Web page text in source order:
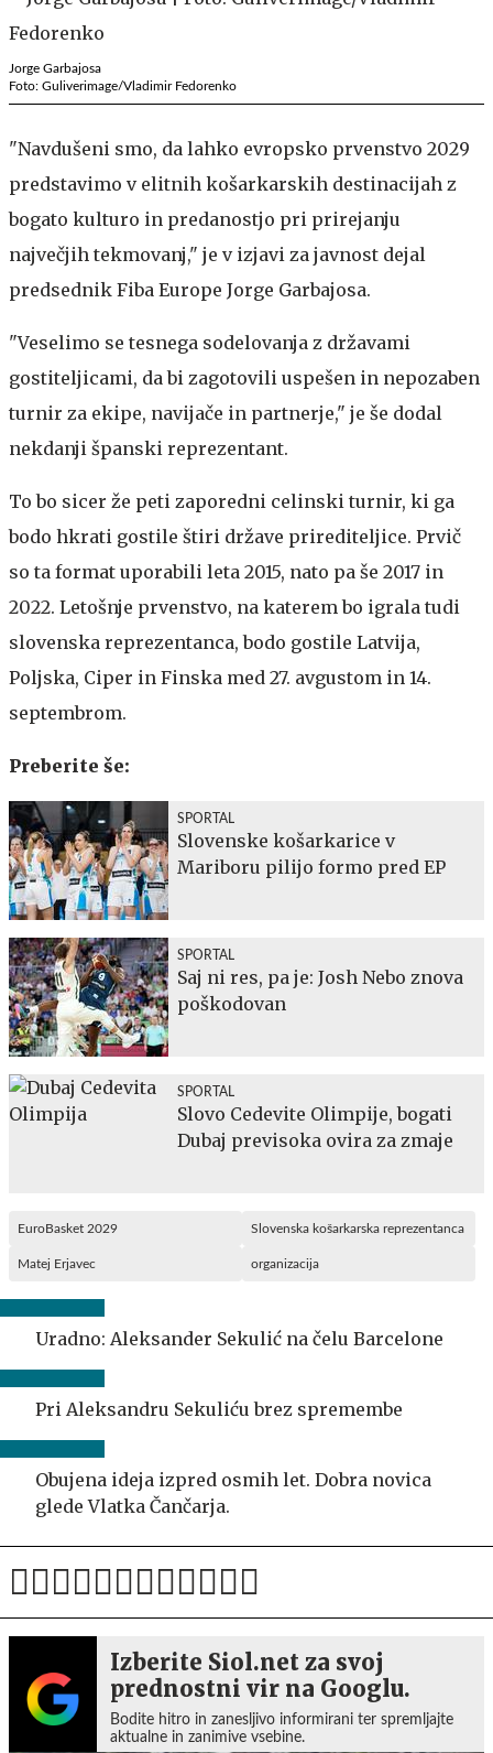
Jorge Garbajosa
Foto: Guliverimage/Vladimir Fedorenko
"Navdušeni smo, da lahko evropsko prvenstvo 2029
predstavimo v elitnih košarkarskih destinacijah z
bogato kulturo in predanostjo pri prirejanju
največjih tekmovanj," je v izjavi za javnost dejal
predsednik Fiba Europe Jorge Garbajosa.
"Veselimo se tesnega sodelovanja z državami
gostiteljicami, da bi zagotovili uspešen in nepozaben
turnir za ekipe, navijače in partnerje," je še dodal
nekdanji španski reprezentant.
To bo sicer že peti zaporedni celinski turnir, ki ga
bodo hkrati gostile štiri države prirediteljice. Prvič
so ta format uporabili leta 2015, nato pa še 2017 in
2022. Letošnje prvenstvo, na katerem bo igrala tudi
slovenska reprezentanca, bodo gostile Latvija,
Poljska, Ciper in Finska med 27. avgustom in 14.
septembrom.
Preberite še:
SPORTAL
Slovenske košarkarice v
Mariboru pilijo formo pred EP
SPORTAL
Saj ni res, pa je: Josh Nebo znova
poškodovan
SPORTAL
Slovo Cedevite Olimpije, bogati
Dubaj previsoka ovira za zmaje
EuroBasket 2029 Slovenska košarkarska reprezentanca
Matej Erjavec organizacija
Uradno: Aleksander Sekulić na čelu Barcelone
Pri Aleksandru Sekuliću brez spremembe
Obujena ideja izpred osmih let. Dobra novica
glede Vlatka Čančarja.
Izberite Siol.net za svoj
prednostni vir na Googlu.
Bodite hitro in zanesljivo informirani ter spremljajte
aktualne in zanimive vsebine.